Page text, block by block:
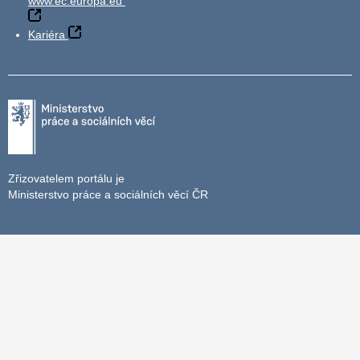
Kariéra
Zřizovatelem portálu je
Ministerstvo práce a sociálních věcí ČR